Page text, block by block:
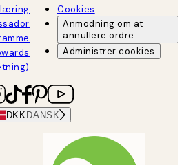
Cookies
Anmodning om at
annullere ordre
Administrer cookies
DKK DANSK